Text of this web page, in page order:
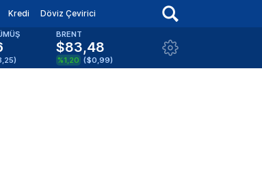
Kredi Döviz Çevirici
)
BRENT
$83,48
%1,20 ($0,99)